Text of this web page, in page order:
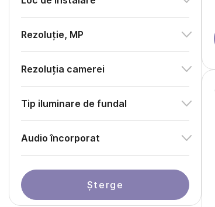
Rezoluție, MP
Rezoluția camerei
Tip iluminare de fundal
Audio încorporat
Șterge